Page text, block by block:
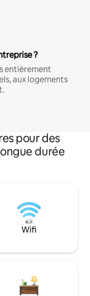
?
entièrement
aux logements
pour des
durée
Wifi